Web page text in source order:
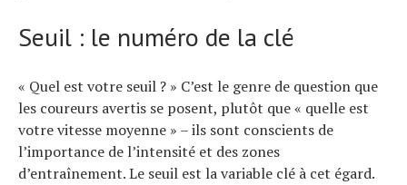
Seuil : le numéro de la clé
« Quel est votre seuil ? » C’est le genre de question que
les coureurs avertis se posent, plutôt que « quelle est
votre vitesse moyenne » – ils sont conscients de
l’importance de l’intensité et des zones
d’entraînement. Le seuil est la variable clé à cet égard.
Technologies
Tendances
Tous nos articles
À propos